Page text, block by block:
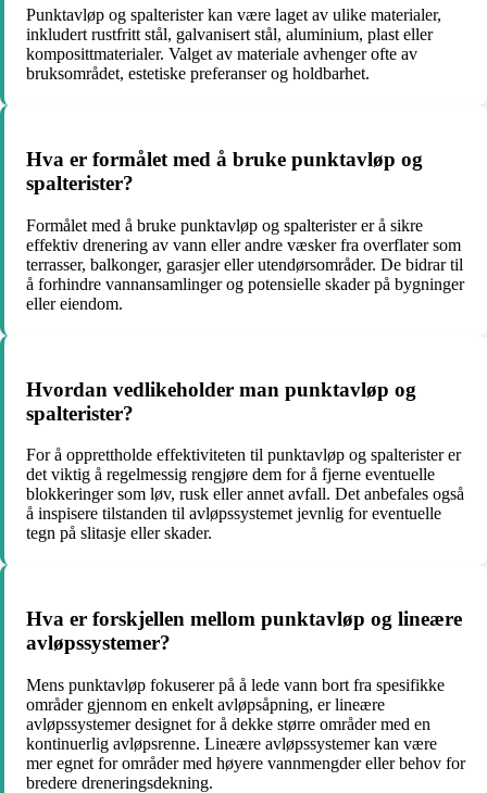
Punktavløp og spalterister kan være laget av ulike materialer,
inkludert rustfritt stål, galvanisert stål, aluminium, plast eller
komposittmaterialer. Valget av materiale avhenger ofte av
bruksområdet, estetiske preferanser og holdbarhet.
Hva er formålet med å bruke punktavløp og
spalterister?
Formålet med å bruke punktavløp og spalterister er å sikre
effektiv drenering av vann eller andre væsker fra overflater som
terrasser, balkonger, garasjer eller utendørsområder. De bidrar til
å forhindre vannansamlinger og potensielle skader på bygninger
eller eiendom.
Hvordan vedlikeholder man punktavløp og
spalterister?
For å opprettholde effektiviteten til punktavløp og spalterister er
det viktig å regelmessig rengjøre dem for å fjerne eventuelle
blokkeringer som løv, rusk eller annet avfall. Det anbefales også
å inspisere tilstanden til avløpssystemet jevnlig for eventuelle
tegn på slitasje eller skader.
Hva er forskjellen mellom punktavløp og lineære
avløpssystemer?
Mens punktavløp fokuserer på å lede vann bort fra spesifikke
områder gjennom en enkelt avløpsåpning, er lineære
avløpssystemer designet for å dekke større områder med en
kontinuerlig avløpsrenne. Lineære avløpssystemer kan være
mer egnet for områder med høyere vannmengder eller behov for
bredere dreneringsdekning.